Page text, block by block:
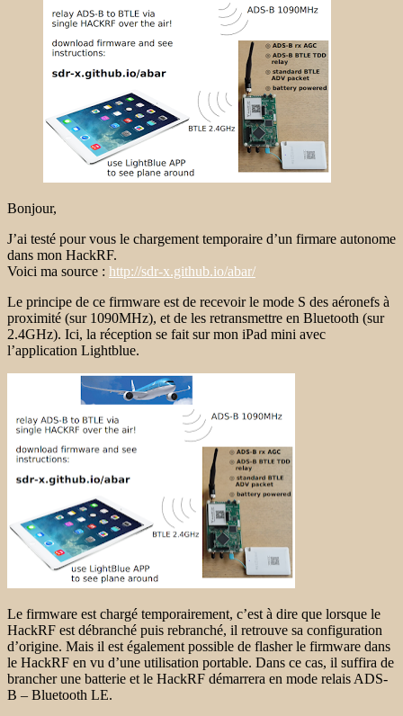
Bonjour,
J’ai testé pour vous le chargement temporaire d’un firmare autonome
dans mon HackRF.
Voici ma source : http://sdr-x.github.io/abar/
Le principe de ce firmware est de recevoir le mode S des aéronefs à
proximité (sur 1090MHz), et de les retransmettre en Bluetooth (sur
2.4GHz). Ici, la réception se fait sur mon iPad mini avec
l’application Lightblue.
Le firmware est chargé temporairement, c’est à dire que lorsque le
HackRF est débranché puis rebranché, il retrouve sa configuration
d’origine. Mais il est également possible de flasher le firmware dans
le HackRF en vu d’une utilisation portable. Dans ce cas, il suffira de
brancher une batterie et le HackRF démarrera en mode relais ADS-
B – Bluetooth LE.